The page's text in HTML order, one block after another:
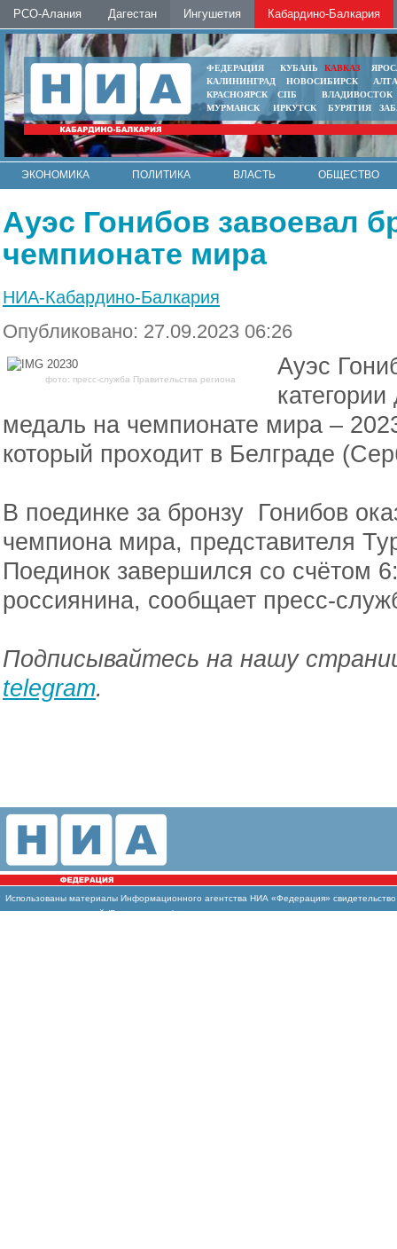
РСО-Алания Дагестан Ингушетия Кабардино-Балкария
ФЕДЕРАЦИЯ КУБАНЬ КАВКАЗ
КАЛИНИНГРАД
НОВОСИБИРСК
КРАСНОЯРСК
СПБ
ВЛАДИВОСТОК
МУРМАНСК
ИРКУТСК БУРЯТИЯ
ЭКОНОМИКА ПОЛИТИКА ВЛАСТЬ
ОБЩЕСТВО
Ауэс Гонибов завоевал
чемпионате мира
НИА-Кабардино-Балкария
Опубликовано: 27.09.2023 06:26
фото: пресс-служба Правительства региона
Ауэс
медаль на чемпионате мира –
который проходит в Белграде
В поединке за бронзу Гонибов
чемпиона мира, представителя
Поединок завершился со счётом
россиянина, сообщает пресс-
Подписывайтесь на нашу
telegram.
Использованы материалы Информационного агентства НИА «Федерация»
массовых коммуникаций (Роскомнадзор)